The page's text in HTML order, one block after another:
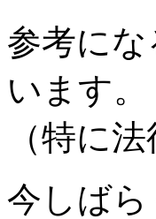
参考に
います。
（特に
今しば